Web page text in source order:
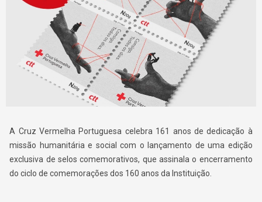
A Cruz Vermelha Portuguesa celebra 161 anos de dedicação à
missão humanitária e social com o lançamento de uma edição
exclusiva de selos comemorativos, que assinala o encerramento
do ciclo de comemorações dos 160 anos da Instituição.